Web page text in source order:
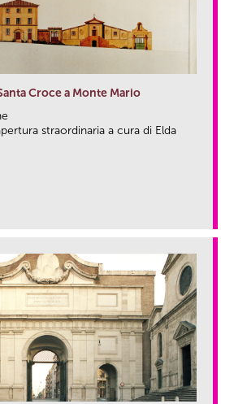
Croce a Monte Mario
straordinaria a cura di Elda